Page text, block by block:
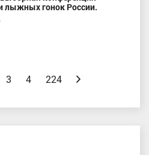
лыжных гонок России.
3 4 224 Вперед